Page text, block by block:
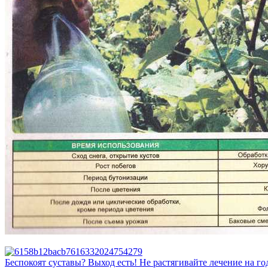
Беспокоят суставы? Выход есть! Не растягивайте лечение на